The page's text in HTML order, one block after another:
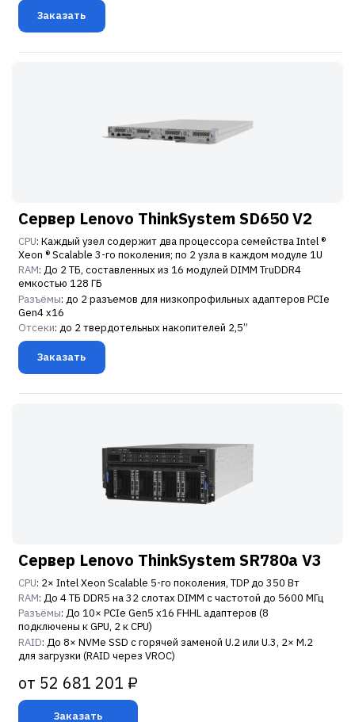
Заказать
Сервер Lenovo ThinkSystem SD650 V2
CPU: Каждый узел содержит два процессора семейства Intel ®
Xeon ® Scalable 3-го поколения; по 2 узла в каждом модуле 1U
RAM: До 2 ТБ, составленных из 16 модулей DIMM TruDDR4
емкостью 128 ГБ
Разъёмы: до 2 разъемов для низкопрофильных адаптеров PCIe
Gen4 x16
Отсеки: до 2 твердотельных накопителей 2,5”
Заказать
Сервер Lenovo ThinkSystem SR780a V3
CPU: 2× Intel Xeon Scalable 5-го поколения, TDP до 350 Вт
RAM: До 4 ТБ DDR5 на 32 слотах DIMM с частотой до 5600 МГц
Разъёмы: До 10× PCIe Gen5 x16 FHHL адаптеров (8
подключены к GPU, 2 к CPU)
RAID: До 8× NVMe SSD с горячей заменой U.2 или U.3, 2× M.2
для загрузки (RAID через VROC)
от 52 681 201 ₽
Заказать